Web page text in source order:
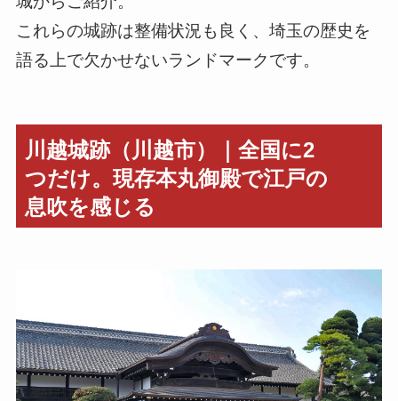
これらの城跡は整備状況も良く、埼玉の歴史を
語る上で欠かせないランドマークです。
川越城跡（川越市）｜全国に2
つだけ。現存本丸御殿で江戸の
息吹を感じる